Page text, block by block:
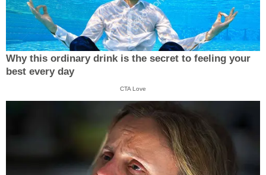
Why this ordinary drink is the secret to feeling your
best every day
CTA Love